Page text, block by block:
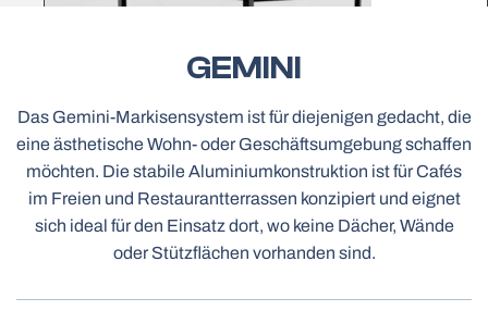
Tag-Nacht rollos
Elektrische Holzjalousien
Insektenschutzrollos
HARMONY Lamellenvorhänge
Terrassenmarkisen
GEMINI
Das Gemini-Markisensystem ist für diejenigen gedacht, die
eine ästhetische Wohn- oder Geschäftsumgebung schaffen
möchten. Die stabile Aluminiumkonstruktion ist für Cafés
im Freien und Restaurantterrassen konzipiert und eignet
sich ideal für den Einsatz dort, wo keine Dächer, Wände
oder Stützflächen vorhanden sind.